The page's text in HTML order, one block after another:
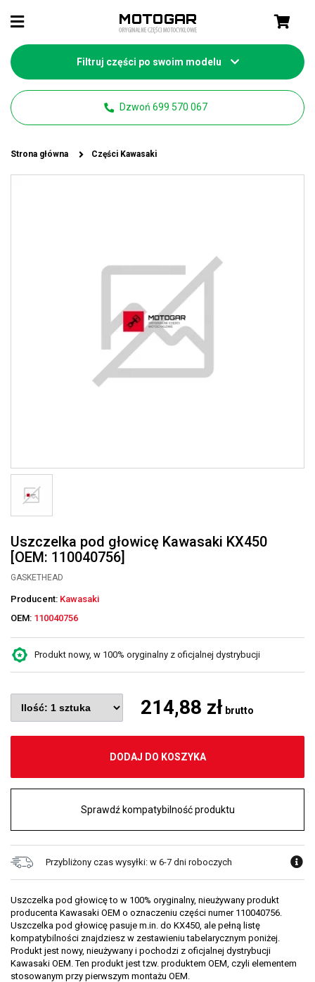
Filtruj części po swoim modelu
Dzwoń 699 570 067
Strona główna Części Kawasaki
Uszczelka pod głowicę Kawasaki KX450
[OEM: 110040756]
GASKETHEAD
Producent: Kawasaki
OEM: 110040756
Produkt nowy, w 100% oryginalny z oficjalnej dystrybucji
214,88 zł brutto
DODAJ DO KOSZYKA
Sprawdź kompatybilność produktu
Przybliżony czas wysyłki: w 6-7 dni roboczych
Uszczelka pod głowicę to w 100% oryginalny, nieużywany produkt
producenta Kawasaki OEM o oznaczeniu części numer 110040756.
Uszczelka pod głowicę pasuje m.in. do KX450, ale pełną listę
kompatybilności znajdziesz w zestawieniu tabelarycznym poniżej.
Produkt jest nowy, nieużywany i pochodzi z oficjalnej dystrybucji
Kawasaki OEM. Ten produkt jest tzw. produktem OEM, czyli elementem
stosowanym przy pierwszym montażu OEM.